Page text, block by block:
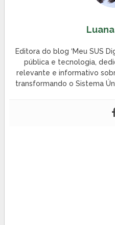
Editora do blog ‘Meu SUS
pública e tecnologia,
relevante e informativo
transformando o Sistema